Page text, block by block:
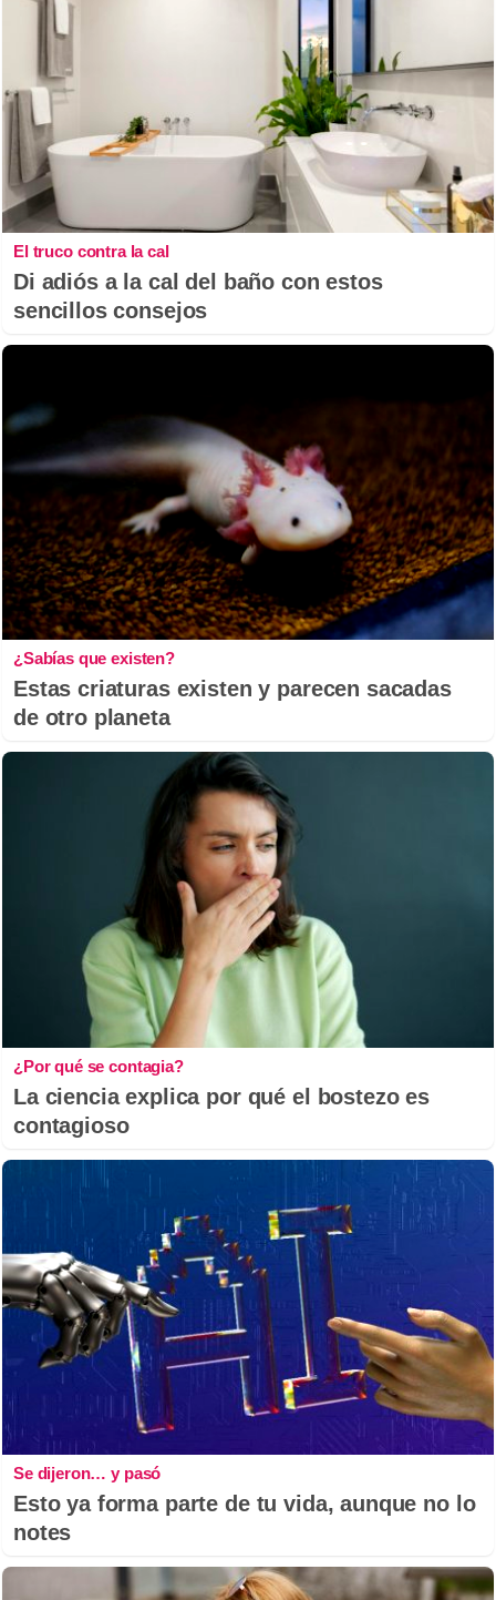
El truco contra la cal
Di adiós a la cal del baño con estos
sencillos consejos
¿Sabías que existen?
Estas criaturas existen y parecen sacadas
de otro planeta
¿Por qué se contagia?
La ciencia explica por qué el bostezo es
contagioso
Se dijeron… y pasó
Esto ya forma parte de tu vida, aunque no lo
notes